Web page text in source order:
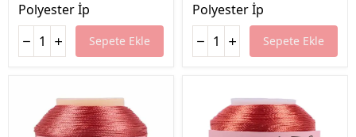
Polyester İp
Sepete Ekle
Polyester İp
Sepete Ekle